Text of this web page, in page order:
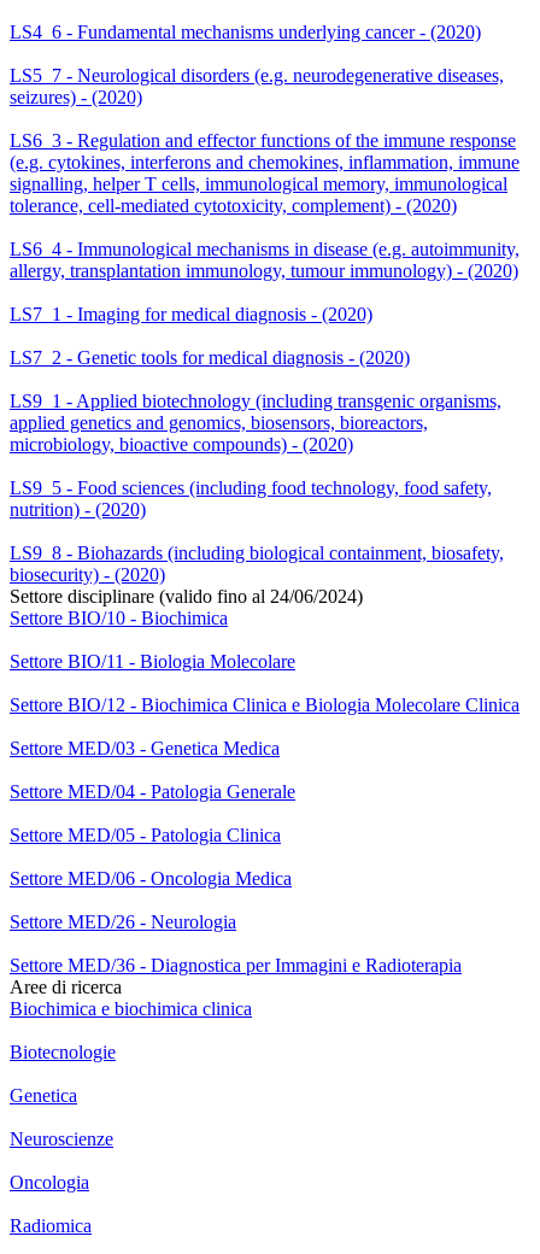
LS4_6 - Fundamental mechanisms underlying cancer - (2020)
LS5_7 - Neurological disorders (e.g. neurodegenerative diseases,
seizures) - (2020)
LS6_3 - Regulation and effector functions of the immune response
(e.g. cytokines, interferons and chemokines, inflammation, immune
signalling, helper T cells, immunological memory, immunological
tolerance, cell-mediated cytotoxicity, complement) - (2020)
LS6_4 - Immunological mechanisms in disease (e.g. autoimmunity,
allergy, transplantation immunology, tumour immunology) - (2020)
LS7_1 - Imaging for medical diagnosis - (2020)
LS7_2 - Genetic tools for medical diagnosis - (2020)
LS9_1 - Applied biotechnology (including transgenic organisms,
applied genetics and genomics, biosensors, bioreactors,
microbiology, bioactive compounds) - (2020)
LS9_5 - Food sciences (including food technology, food safety,
nutrition) - (2020)
LS9_8 - Biohazards (including biological containment, biosafety,
biosecurity) - (2020)
Settore disciplinare (valido fino al 24/06/2024)
Settore BIO/10 - Biochimica
Settore BIO/11 - Biologia Molecolare
Settore BIO/12 - Biochimica Clinica e Biologia Molecolare Clinica
Settore MED/03 - Genetica Medica
Settore MED/04 - Patologia Generale
Settore MED/05 - Patologia Clinica
Settore MED/06 - Oncologia Medica
Settore MED/26 - Neurologia
Settore MED/36 - Diagnostica per Immagini e Radioterapia
Aree di ricerca
Biochimica e biochimica clinica
Biotecnologie
Genetica
Neuroscienze
Oncologia
Radiomica